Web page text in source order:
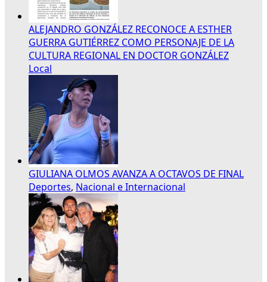
ALEJANDRO GONZÁLEZ RECONOCE A ESTHER
GUERRA GUTIÉRREZ COMO PERSONAJE DE LA
CULTURA REGIONAL EN DOCTOR GONZÁLEZ
Local
GIULIANA OLMOS AVANZA A OCTAVOS DE FINAL
Deportes, Nacional e Internacional